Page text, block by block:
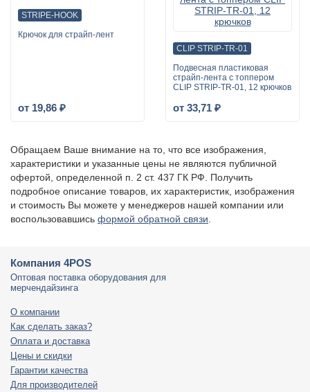
STRIPE-HOOK
Крючок для страйп-лент
от 19,86 ₽
CLIP STRIP-TR-01
Подвесная пластиковая
страйп-лента с топпером
CLIP STRIP-TR-01, 12 крючков
от 33,71 ₽
Обращаем Ваше внимание на то, что все изображения,
характеристики и указанные цены не являются публичной
офертой, определенной п. 2 ст. 437 ГК РФ. Получить
подробное описание товаров, их характеристик, изображения
и стоимость Вы можете у менеджеров нашей компании или
воспользовавшись формой обратной связи
Компания 4POS
Оптовая поставка оборудования для
мерчендайзинга
О компании
Как сделать заказ?
Оплата и доставка
Цены и скидки
Гарантии качества
Для производителей